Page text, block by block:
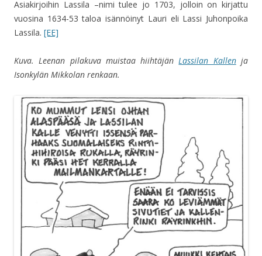
Asiakirjoihin Lassila –nimi tulee jo 1703, jolloin on kirjattu
vuosina 1634-53 taloa isännöinyt Lauri eli Lassi Juhonpoika
Lassila. [EE]
Kuva. Leenan pilakuva muistaa hiihtäjänLassilan Kallenja
Isonkylän Mikkolan renkaan.